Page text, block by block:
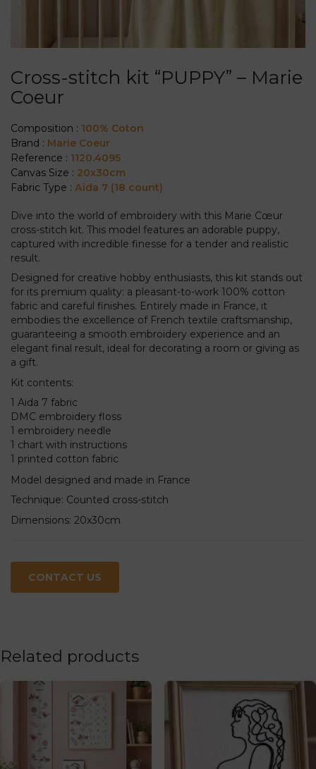
Cross-stitch kit “PUPPY” – Marie
Coeur
Composition : 100% Coton
Brand : Marie Coeur
Reference : 1120.4095
Canvas Size : 20x30cm
Fabric Type : Aïda 7 (18 count)
Dive into the world of embroidery with this Marie Cœur
cross-stitch kit. This model features an adorable puppy,
captured with incredible finesse for a tender and realistic
result.
Designed for creative hobby enthusiasts, this kit stands out
for its premium quality: a pleasant-to-work 100% cotton
fabric and careful finishes. Entirely made in France, it
embodies the excellence of French textile craftsmanship,
guaranteeing a smooth embroidery experience and an
elegant final result, ideal for decorating a room or giving as
a gift.
Kit contents:
1 Aida 7 fabric
DMC embroidery floss
1 embroidery needle
1 chart with instructions
1 printed cotton fabric
Model designed and made in France
Technique: Counted cross-stitch
Dimensions: 20x30cm
CONTACT US
Related products